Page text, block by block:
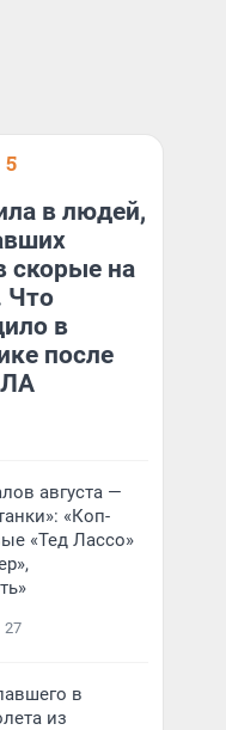
в людей,
скорые на
Что
в
после
августа —
«Коп-
«Тед Лассо»
27
в
из